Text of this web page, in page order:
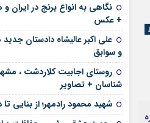
مرا به خاطر بسپار
نگاهی به انواع برنج در ایران
+ عکس
علی‌ اکبر عالیشاه دادستان
و سوابق
روستای اجابیت کلاردشت ،
شناسان + تصاویر
شهید محمود رادمهر؛ از بنایی تا